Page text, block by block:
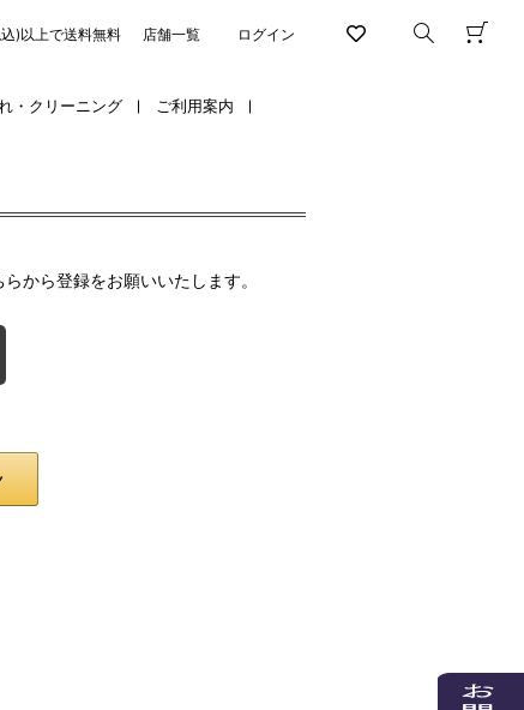
ログイン
)以上で送料無料 店舗一覧
・クリーニング ご利用案内
から登録をお願いいたします。